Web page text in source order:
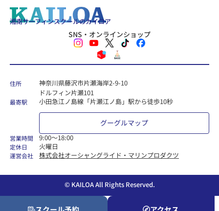
湘南サーフィンスクールのカイロア
SNS・オンラインショップ
住所
神奈川県藤沢市片瀬海岸2-9-10
ドルフィン片瀬101
最寄駅 小田急江ノ島線「片瀬江ノ島」駅から徒歩10秒
グーグルマップ
営業時間 9:00〜18:00
定休日 火曜日
運営会社 株式会社オーシャングライド・マリンプロダクツ
© KAILOA All Rights Reserved.